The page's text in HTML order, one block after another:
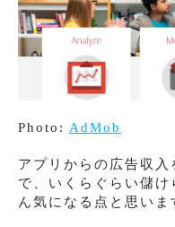
Photo: AdMob
アプリからの広告収
で、いくらぐらい儲け
ん気になる点と思いま